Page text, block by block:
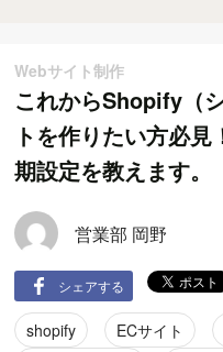
Webサイト制作
これからShopify（
トを作りたい方必
期設定を教えます。
営業部 岡野
シェアする
shopify ECサイト